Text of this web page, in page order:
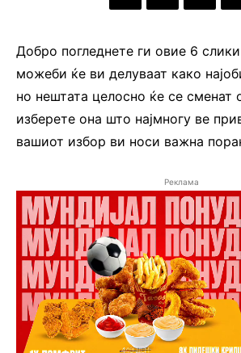
Добро погледнете ги овие 6
можеби ќе ви делуваат како
но нештата целосно ќе се сменат
изберете она што најмногу ве
вашиот избор ви носи важна
Реклама